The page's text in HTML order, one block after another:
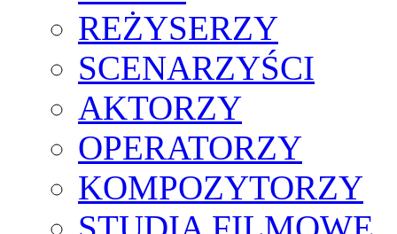
REŻYSERZY
SCENARZYŚCI
AKTORZY
OPERATORZY
KOMPOZYTORZY